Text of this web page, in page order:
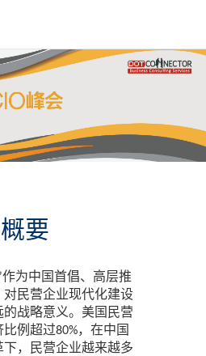
概要
作为中国首倡、高层推
对民营企业现代化建设
战略意义。美国民营
例超过80%，在中国
下，民营企业越来越多